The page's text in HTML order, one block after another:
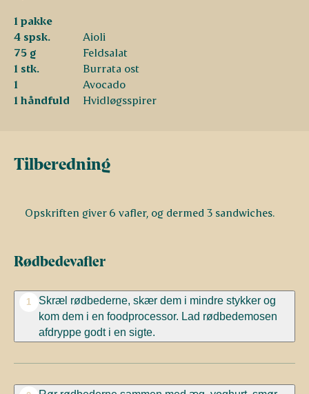
1 pakke
4 spsk.
Aioli
75 g
Feldsalat
1 stk.
Burrata ost
1
Avocado
1 håndfuld
Hvidløgsspirer
Tilberedning
Opskriften giver 6 vafler, og dermed 3 sandwiches.
Rødbedevafler
1
Skræl rødbederne, skær dem i mindre stykker og
kom dem i en foodprocessor. Lad rødbedemosen
afdryppe godt i en sigte.